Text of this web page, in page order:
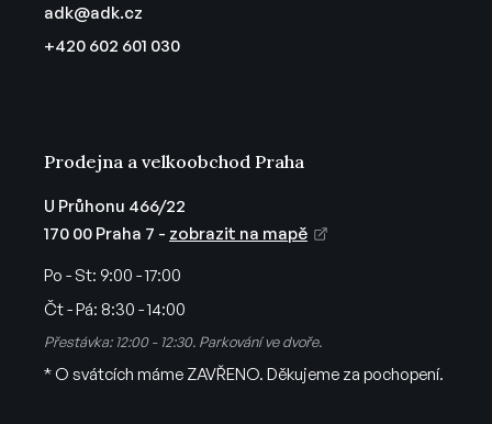
adk@adk.cz
+420 602 601 030
Prodejna a velkoobchod Praha
U Průhonu 466/22
170 00 Praha 7 - zobrazit na mapě
Po - St: 9:00 - 17:00
Čt - Pá: 8:30 - 14:00
Přestávka: 12:00 - 12:30. Parkování ve dvoře.
* O svátcích máme ZAVŘENO. Děkujeme za pochopení.